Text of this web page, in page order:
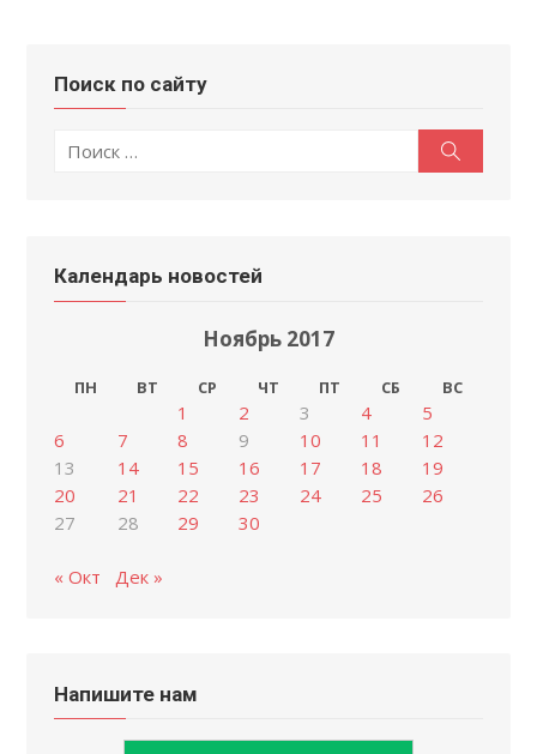
Поиск по сайту
по:
Календарь новостей
Ноябрь 2017
ПН ВТ СР ЧТ ПТ СБ ВС
1 2 3 4
5
6
7 8 9 10 11
12
13
14 15 16 17 18
19
20
21 22 23 24 25
26
27
28 29 30
« Окт Дек »
Напишите нам